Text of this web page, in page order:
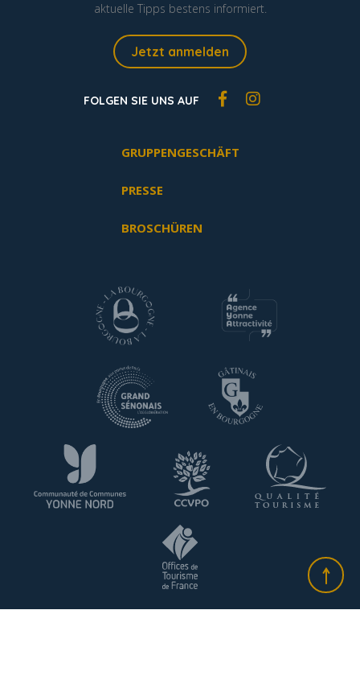
aktuelle Tipps bestens informiert.
Jetzt anmelden
FOLGEN SIE UNS AUF
GRUPPENGESCHÄFT
PRESSE
BROSCHÜREN